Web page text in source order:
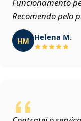
Funcionamento
Recomendo pelo
HM Helena M.